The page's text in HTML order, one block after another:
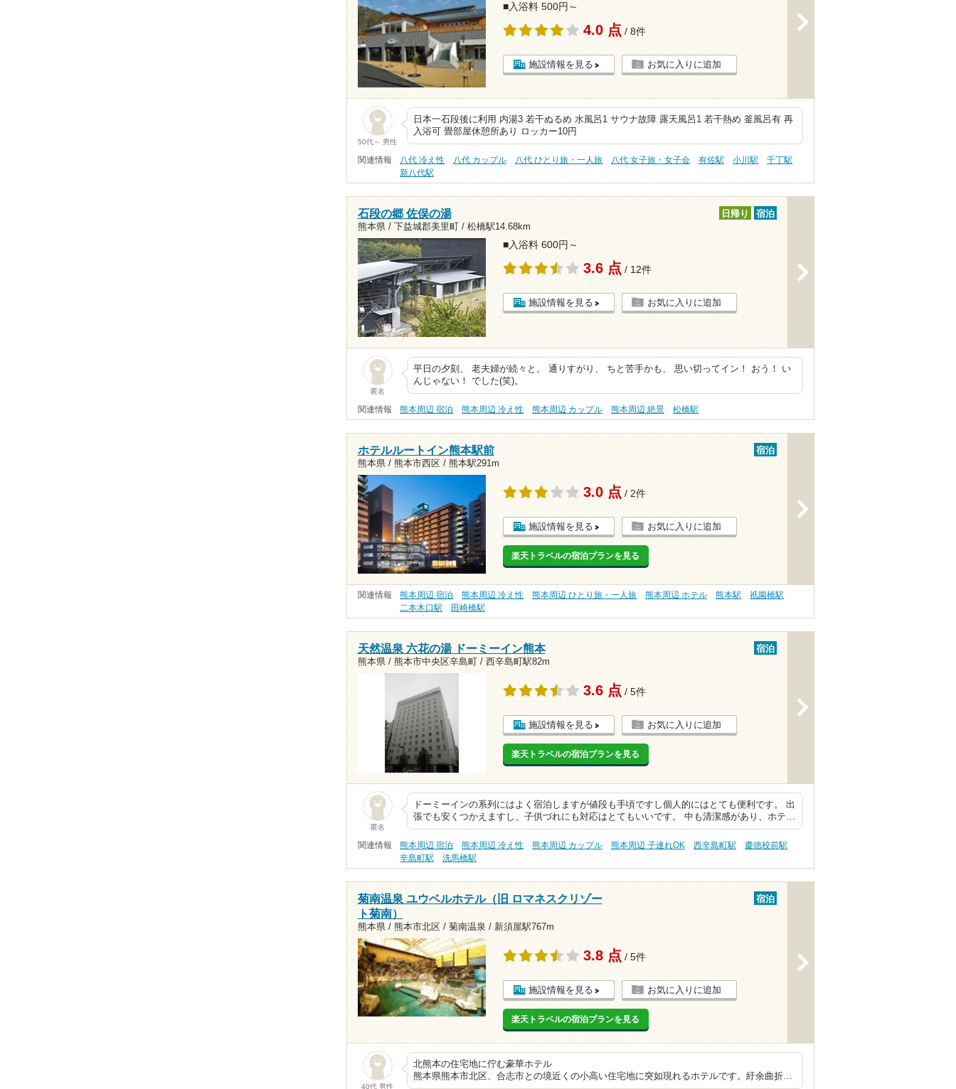
■入浴料 500円～
4.0 点 / 8件
施設情報を見る お気に入りに追加
50代～ 男性
日本一石段後に利用 内湯3 若干ぬるめ 水風呂1 サウナ故障 露天風呂1 若干熱め 釜風呂有 再
入浴可 畳部屋休憩所あり ロッカー10円
関連情報 八代 冷え性 八代 カップル 八代 ひとり旅・一人旅 八代 女子旅・女子会 有佐駅 小川駅
千丁駅
新八代駅
石段の郷 佐俣の湯
熊本県 / 下益城郡美里町 / 松橋駅14.68km
日帰り 宿泊
■入浴料 600円～
3.6 点 / 12件
施設情報を見る お気に入りに追加
匿名
平日の夕刻、 老夫婦が続々と。 通りすがり、 ちと苦手かも、 思い切ってイン！ おう！ い
んじゃない！ でした(笑)。
関連情報 熊本周辺 宿泊 熊本周辺 冷え性 熊本周辺 カップル 熊本周辺 絶景 松橋駅
ホテルルートイン熊本駅前
熊本県 / 熊本市西区 / 熊本駅291m
宿泊
3.0 点 / 2件
施設情報を見る お気に入りに追加
楽天トラベルの宿泊プランを見る
関連情報 熊本周辺 宿泊 熊本周辺 冷え性 熊本周辺 ひとり旅・一人旅 熊本周辺 ホテル 熊本駅
祇園橋駅
二本木口駅
田崎橋駅
天然温泉 六花の湯 ドーミーイン熊本
熊本県 / 熊本市中央区辛島町 / 西辛島町駅82m
宿泊
3.6 点 / 5件
施設情報を見る お気に入りに追加
楽天トラベルの宿泊プランを見る
匿名
ドーミーインの系列にはよく宿泊しますが値段も手頃ですし個人的にはとても便利です。 出
張でも安くつかえますし、子供づれにも対応はとてもいいです。 中も清潔感があり、ホテ…
関連情報 熊本周辺 宿泊 熊本周辺 冷え性 熊本周辺 カップル 熊本周辺 子連れOK 西辛島町駅
慶徳校前駅
辛島町駅
洗馬橋駅
菊南温泉 ユウベルホテル（旧 ロマネスクリゾー
ト菊南）
熊本県 / 熊本市北区 / 菊南温泉 / 新須屋駅767m
宿泊
3.8 点 / 5件
施設情報を見る お気に入りに追加
楽天トラベルの宿泊プランを見る
40代 男性
北熊本の住宅地に佇む豪華ホテル
熊本県熊本市北区、合志市との境近くの小高い住宅地に突如現れるホテルです。紆余曲折…